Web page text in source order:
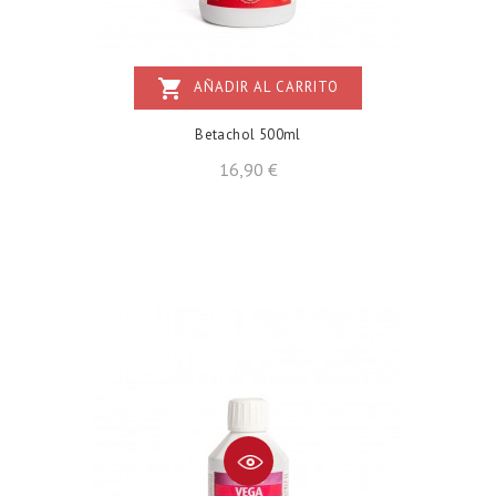
shopping_cart AÑADIR AL CARRITO
Betachol 500ml
16,90 €Precio